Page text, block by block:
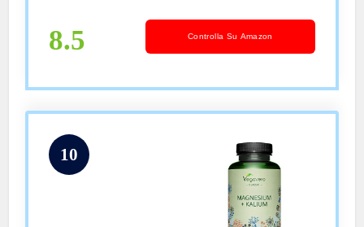
8.5 Controlla Su Amazon
10